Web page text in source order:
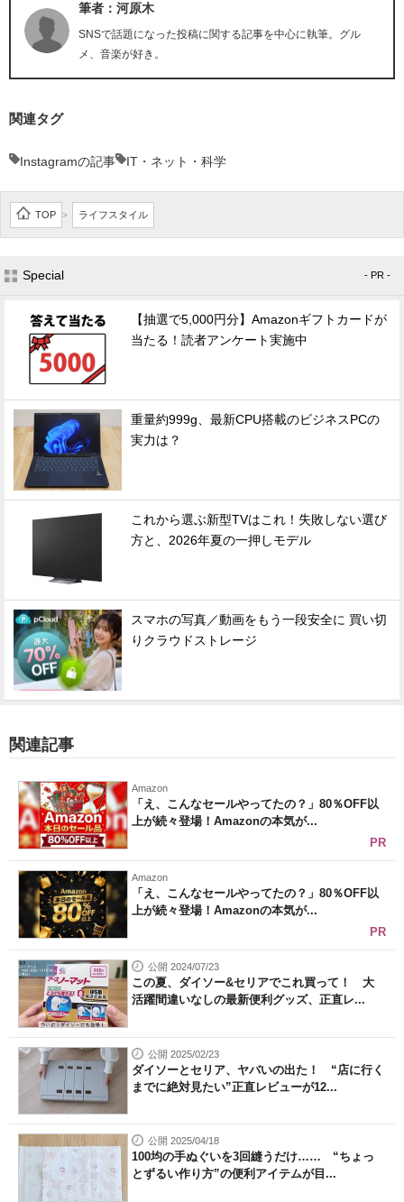
筆者：河原木
SNSで話題になった投稿に関する記事を中心に執筆。グル
メ、音楽が好き。
関連タグ
Instagramの記事 IT・ネット・科学
TOP > ライフスタイル
Special - PR -
【抽選で5,000円分】Amazonギフトカードが
当たる！読者アンケート実施中
重量約999g、最新CPU搭載のビジネスPCの
実力は？
これから選ぶ新型TVはこれ！失敗しない選び
方と、2026年夏の一押しモデル
スマホの写真／動画をもう一段安全に 買い切
りクラウドストレージ
関連記事
Amazon
「え、こんなセールやってたの？」80％OFF以
上が続々登場！Amazonの本気が...
PR
Amazon
「え、こんなセールやってたの？」80％OFF以
上が続々登場！Amazonの本気が...
PR
公開 2024/07/23
この夏、ダイソー&セリアでこれ買って！ 大
活躍間違いなしの最新便利グッズ、正直レ...
公開 2025/02/23
ダイソーとセリア、ヤバいの出た！ “店に行く
までに絶対見たい”正直レビューが12...
公開 2025/04/18
100均の手ぬぐいを3回縫うだけ…… “ちょっ
とずるい作り方”の便利アイテムが目...